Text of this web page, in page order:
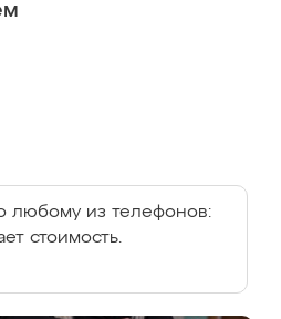
любому из телефонов:
стоимость.